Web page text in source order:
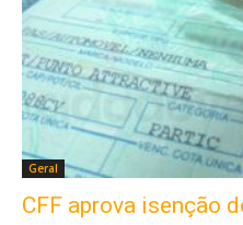
Geral
CFF aprova isenção